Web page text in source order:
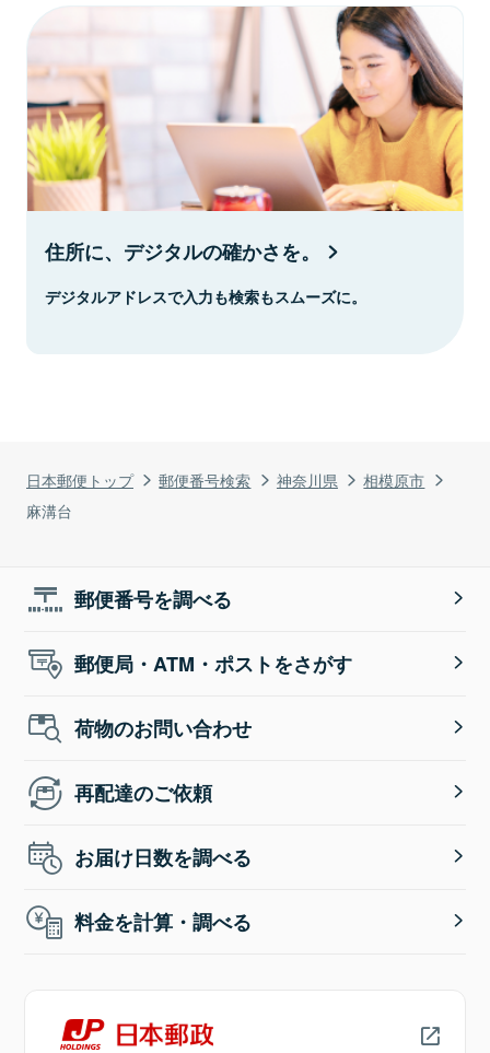
日本郵便トップ 郵便番号検索 神奈川県
相模原市
麻溝台
住所に、デジタルの確かさを。
デジタルアドレスで入力も検索もスムーズに。
郵便番号を調べる
郵便局・ATM・ポストをさがす
荷物のお問い合わせ
再配達のご依頼
お届け日数を調べる
料金を計算・調べる